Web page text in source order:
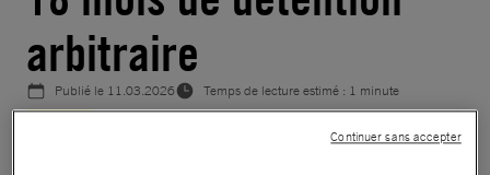
arbitraire
Publié le 11.03.2026
Temps de lecture estimé : 1 minute
Continuer sans accepter